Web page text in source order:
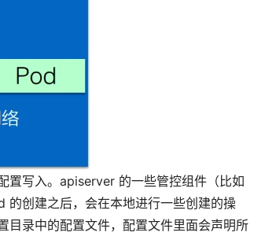
写入。apiserver 的一些管控组件（比如
创建之后，会在本地进行一些创建的操
目录中的配置文件，配置文件里面会声明所